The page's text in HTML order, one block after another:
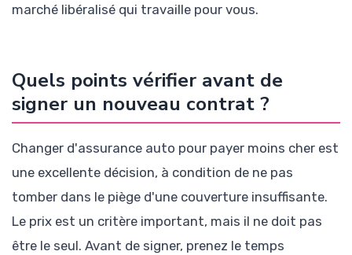
marché libéralisé qui travaille pour vous.
Quels points vérifier avant de
signer un nouveau contrat ?
Changer d'assurance auto pour payer moins cher est
une excellente décision, à condition de ne pas
tomber dans le piège d'une couverture insuffisante.
Le prix est un critère important, mais il ne doit pas
être le seul. Avant de signer, prenez le temps